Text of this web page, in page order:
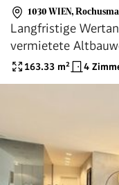
1030 WIEN,
Langfristige
vermietete
Rochusmarkt
163.33 m² 4